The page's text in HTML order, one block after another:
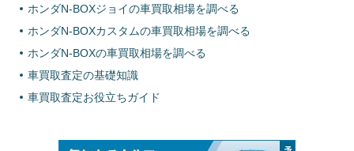
ホンダN-BOXジョイの車買取相場を調べる
ホンダN-BOXカスタムの車買取相場を調べる
ホンダN-BOXの車買取相場を調べる
車買取査定の基礎知識
車買取査定お役立ちガイド